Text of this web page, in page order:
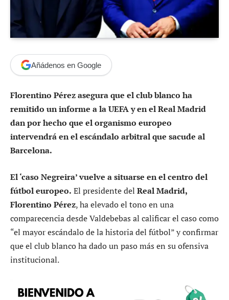
Añádenos en Google
Florentino Pérez asegura que el club blanco ha
remitido un informe a la UEFA y en el Real Madrid
dan por hecho que el organismo europeo
intervendrá en el escándalo arbitral que sacude al
Barcelona.
El ‘caso Negreira’ vuelve a situarse en el centro del
fútbol europeo. El presidente del Real Madrid,
Florentino Pérez, ha elevado el tono en una
comparecencia desde Valdebebas al calificar el caso como
“el mayor escándalo de la historia del fútbol” y confirmar
que el club blanco ha dado un paso más en su ofensiva
institucional.